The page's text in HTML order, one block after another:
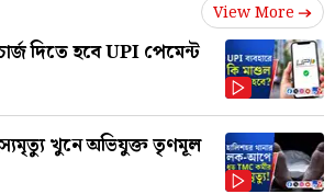
View More
দিতে হবে UPI পেমেন্ট
খুনে অভিযুক্ত তৃণমূল